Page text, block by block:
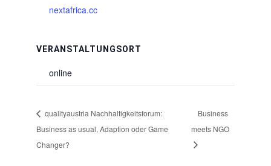
nextafrica.cc
VERANSTALTUNGSORT
online
qualityaustria Nachhaltigkeitsforum:
Business as usual, Adaption oder Game
Changer?
Business
meets NGO